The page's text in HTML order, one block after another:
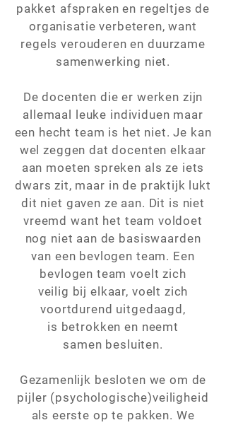
pakket afspraken en regeltjes de
organisatie verbeteren, want
regels verouderen en duurzame
samenwerking niet.
De docenten die er werken zijn
allemaal leuke individuen maar
een hecht team is het niet. Je kan
wel zeggen dat docenten elkaar
aan moeten spreken als ze iets
dwars zit, maar in de praktijk lukt
dit niet gaven ze aan. Dit is niet
vreemd want het team voldoet
nog niet aan de basiswaarden
van een bevlogen team. Een
bevlogen team voelt zich
veilig bij elkaar, voelt zich
voortdurend uitgedaagd,
is betrokken en neemt
samen besluiten.
Gezamenlijk besloten we om de
pijler (psychologische)veiligheid
als eerste op te pakken. We